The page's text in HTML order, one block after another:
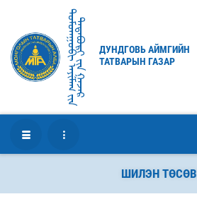
ᠳᠤᠮᠳᠠᠭᠣᠪᠢ ᠠᠶᠢᠮᠠᠭ ᠶ᠋ᠢᠨᠲᠠᠲᠠᠪᠤᠷᠢ ᠶ᠋ᠢᠨ ᠭᠠᠵᠠᠷ
ДУНДГОВЬ АЙМГИЙН
ТАТВАРЫН ГАЗАР
ШИЛЭН ТӨСӨВ